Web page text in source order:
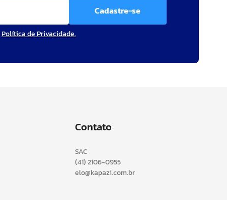
Cadastre-se
Política de Privacidade.
Contato
SAC
(41) 2106-0955
elo@kapazi.com.br